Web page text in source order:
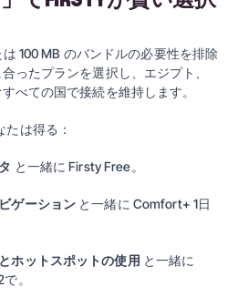
100 MB のバンドルの必要性を排除
ったプランを選択し、エジプト、
べての国で接続を維持します。
たは得る：
と一緒にFirsty Free。
ゲーション と一緒に Comfort+ 1日
ホットスポットの使用 と一緒に
。